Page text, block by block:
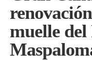
muelle del